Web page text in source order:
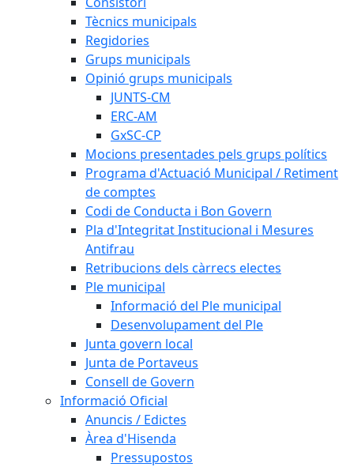
Tècnics municipals
Regidories
Grups municipals
Opinió grups municipals
JUNTS-CM
ERC-AM
GxSC-CP
Mocions presentades pels grups polítics
Programa d'Actuació Municipal / Retiment
de comptes
Codi de Conducta i Bon Govern
Pla d'Integritat Institucional i Mesures
Antifrau
Retribucions dels càrrecs electes
Ple municipal
Informació del Ple municipal
Desenvolupament del Ple
Junta govern local
Junta de Portaveus
Consell de Govern
Informació Oficial
Anuncis / Edictes
Àrea d'Hisenda
Pressupostos